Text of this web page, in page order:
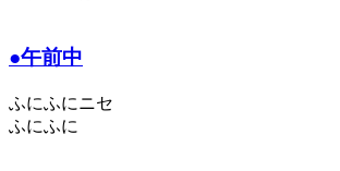
●午前中
ふにふにニセ
ふにふに